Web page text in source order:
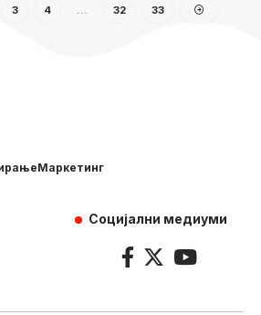
3 4 … 32 33
Маркетинг
Социјални медиуми